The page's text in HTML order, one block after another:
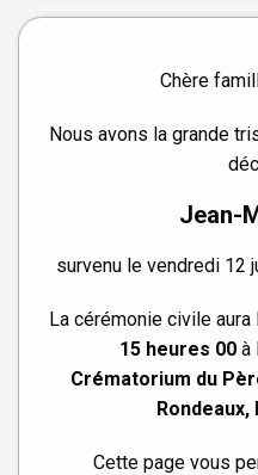
Chère
Nous avons la grande
Jean-
survenu le vendredi 12
La cérémonie civile aura
15 heures 00à
Crématorium du
Rondeaux,
Cette page vous